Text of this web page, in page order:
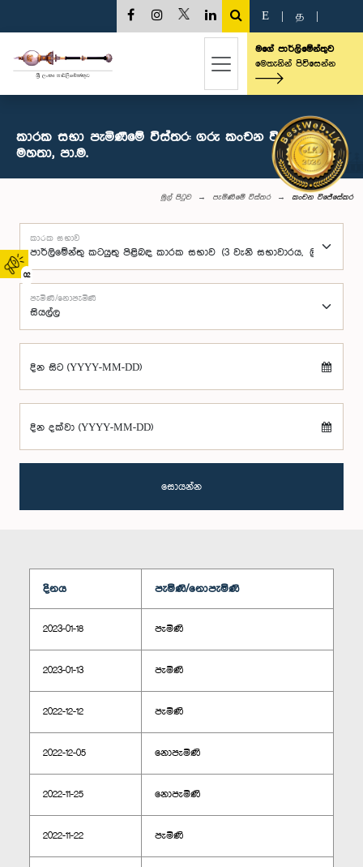
02
E த
මගේ පාර්ලිමේන්තුව
මෙතැනින් පිවිසෙන්න
කාරක සභා පැමිණීමේ විස්තර: ගරු කංචන විජේසේකර
මහතා, පා.ම.
මුල් පිටුව පැමිණීමේ විස්තර කංචන විජේසේකර
කාරක සභාව
පැමිණි/නොපැමිණි
දින සිට (YYYY-MM-DD)
දින දක්වා (YYYY-MM-DD)
සොයන්න
දිනය පැමිණි/නොපැමිණි
2023-01-18 පැමිණි
2023-01-13 පැමිණි
2022-12-12 පැමිණි
2022-12-05 නොපැමිණි
2022-11-25 නොපැමිණි
2022-11-22 පැමිණි